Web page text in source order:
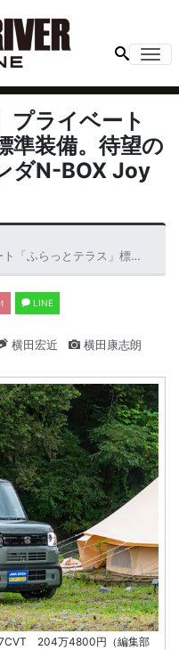
プライベート
準装備。待望の
ダN-BOX Joy
アウトドア仕様、ホンダN-BOX Joyのプチ贅沢気分
LINE
横田宏近 横田康志朗
7CVT 204万4800円（編集部